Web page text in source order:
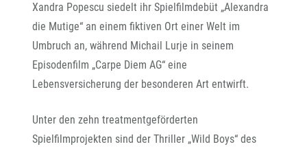
Xandra Popescu siedelt ihr Spielfilmdebüt „Alexandra
die Mutige“ an einem fiktiven Ort einer Welt im
Umbruch an, während Michail Lurje in seinem
Episodenfilm „Carpe Diem AG“ eine
Lebensversicherung der besonderen Art entwirft.
Unter den zehn treatmentgeförderten
Spielfilmprojekten sind der Thriller „Wild Boys“ des